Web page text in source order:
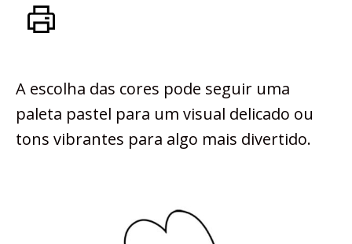
A escolha das cores pode seguir uma
paleta pastel para um visual delicado ou
tons vibrantes para algo mais divertido.